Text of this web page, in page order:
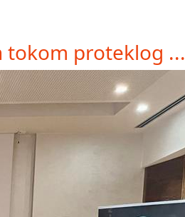
tokom proteklog ...